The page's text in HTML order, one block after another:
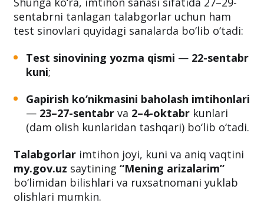
sentabrni tanlagan talabgorlar uchun ham
test sinovlari quyidagi sanalarda bo‘lib o‘tadi:
Test sinovining yozma qismi — 22-sentabr
kuni;
Gapirish ko‘nikmasini baholash imtihonlari
— 23–27-sentabr va 2–4-oktabr kunlari
(dam olish kunlaridan tashqari) bo‘lib o‘tadi.
Talabgorlar imtihon joyi, kuni va aniq vaqtini
my.gov.uz saytining “Mening arizalarim”
bo‘limidan bilishlari va ruxsatnomani yuklab
olishlari mumkin.